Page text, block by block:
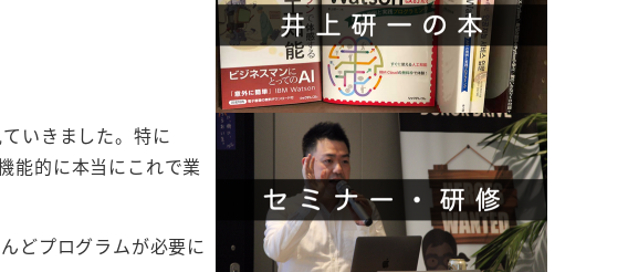
いきました。特に
能的に本当にこれで業
どプログラムが必要に